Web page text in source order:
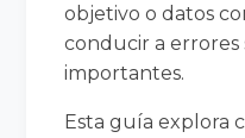
objetivo o datos
conducir a errores
importantes.
Esta guía explora